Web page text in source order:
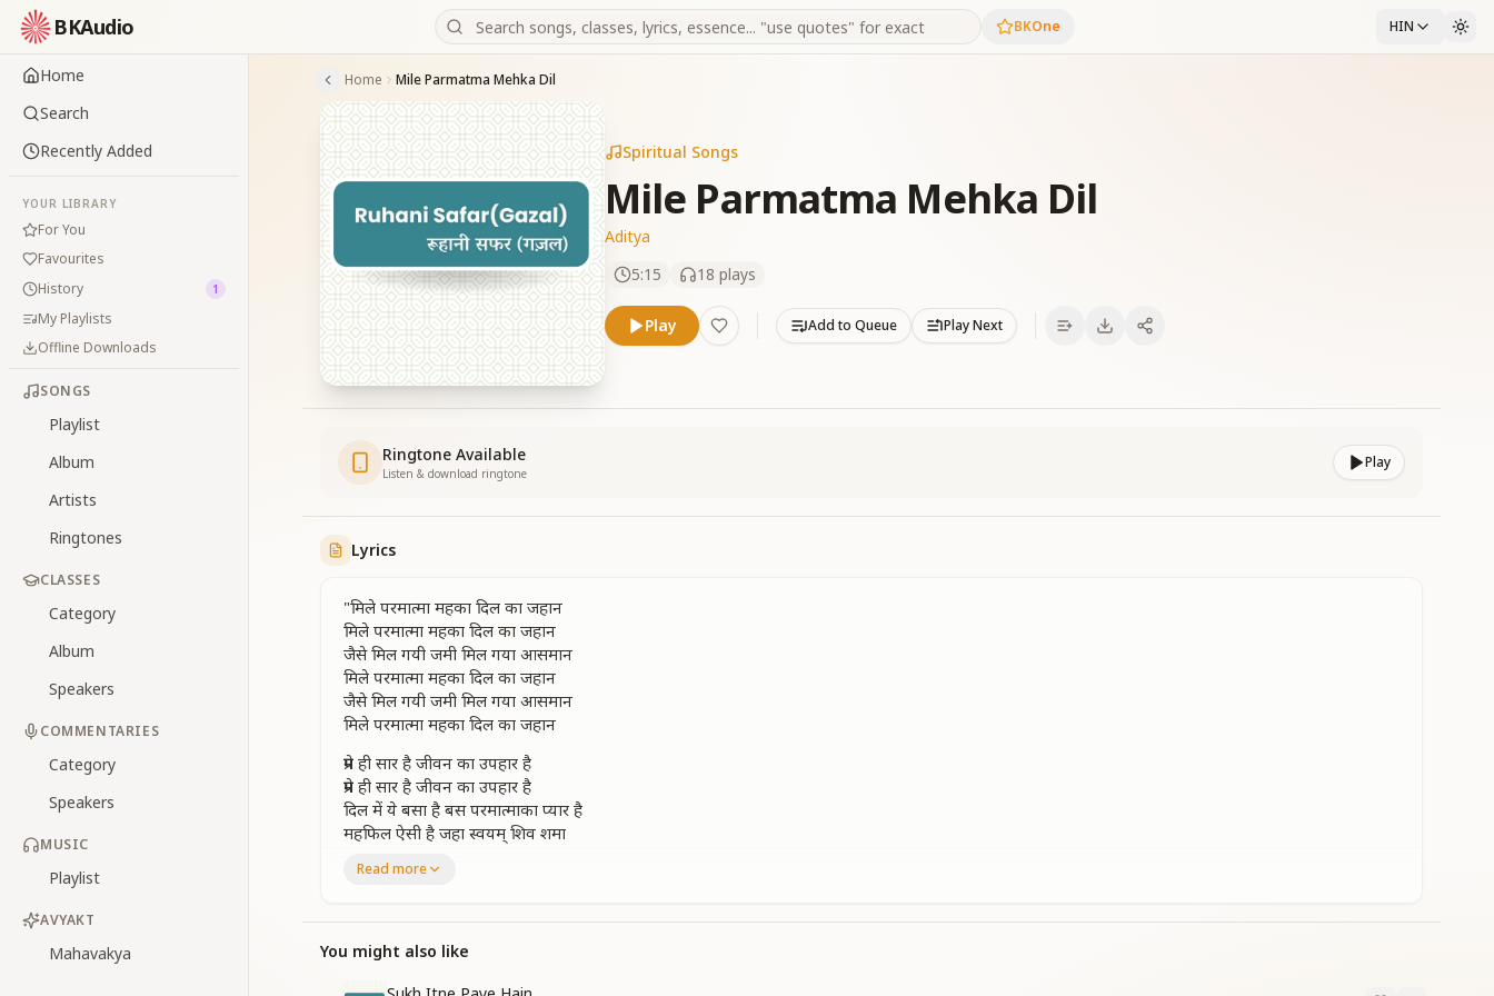
BKAudio BKOne HIN
Home
Search
Recently Added
YOUR LIBRARY
For You
Favourites
History
1
My Playlists
Offline Downloads
SONGS
Playlist
Album
Artists
Ringtones
CLASSES
Category
Album
Speakers
COMMENTARIES
Category
Speakers
MUSIC
Playlist
AVYAKT
Mahavakya
Home Mile Parmatma Mehka Dil
Spiritual Songs
Mile Parmatma Mehka Dil
Aditya
5:15
18 plays
Play Add to Queue Play Next
Ringtone Available
Listen & download ringtone
Play
Lyrics
"मिले परमात्मा महका दिल का जहान
मिले परमात्मा महका दिल का जहान
जैसे मिल गयी जमी मिल गया आसमान
मिले परमात्मा महका दिल का जहान
जैसे मिल गयी जमी मिल गया आसमान
मिले परमात्मा महका दिल का जहान
प्रेम ही सार है जीवन का उपहार है
प्रेम ही सार है जीवन का उपहार है
दिल में ये बसा है बस परमात्माका प्यार है
महफिल ऐसी है जहा स्वयम् शिव शमा
ताज तिलक मिला मिली इतानी खुशीया
प्रभु ही संसार मेरे वही मेरी दुनिया
जितना एहसान किया कौन करेगा यह
मिले परमात्मा महका दिल का जहान
Read more
You might also like